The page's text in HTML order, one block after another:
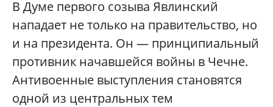
В Думе первого созыва Явлинский
нападает не только на правительство, но
и на президента. Он — принципиальный
противник начавшейся войны в Чечне.
Антивоенные выступления становятся
одной из центральных тем